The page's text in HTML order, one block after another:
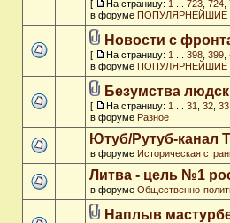
[ На страницу: 1 723 724
в форуме
Новости с
[ На страницу: 1 398 399
в форуме
Безумства
[ На страницу: 1 31 32 33
в форуме Разное
Ютуб/Рутуб-канал
в форуме Историческая
Литва - цель №1
в форуме Общественно-
Наплыв